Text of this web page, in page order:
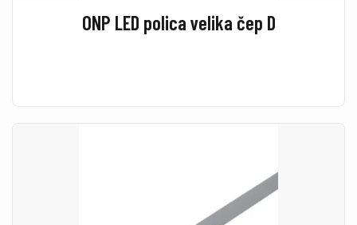
ONP LED polica velika čep D